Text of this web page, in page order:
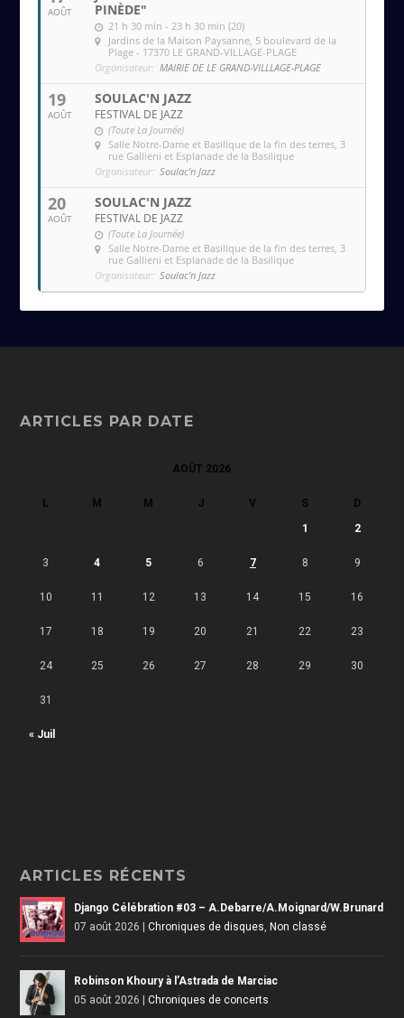
AOÛT
PINÈDE"
21 h 30 min - 23 h 30 min (20)
Jardins de la Maison Paysanne , 5 boulevard de la
Plage - 17370 LE GRAND-VILLAGE-PLAGE
Organisateur: MAIRIE DE LE GRAND-VILLLAGE-PLAGE
19
AOÛT
SOULAC'N JAZZ
FESTIVAL DE JAZZ
(Toute La Journée)
Salle Notre-Dame et Basilique de la fin des terres , 3
rue Gallieni et Esplanade de la Basilique
Organisateur: Soulac'n Jazz
20
AOÛT
SOULAC'N JAZZ
FESTIVAL DE JAZZ
(Toute La Journée)
Salle Notre-Dame et Basilique de la fin des terres , 3
rue Gallieni et Esplanade de la Basilique
Organisateur: Soulac'n Jazz
ARTICLES PAR DATE
AOÛT 2026
L M M J V S D
« Juil
1 2
3 4 5 6 7 8 9
10 11 12 13 14 15 16
17 18 19 20 21 22 23
24 25 26 27 28 29 30
31
ARTICLES RÉCENTS
Django Célébration #03 – A.Debarre/A.Moignard/W.Brunard
07 août 2026
|Chroniques de disques, Non classé
Robinson Khoury à l’Astrada de Marciac
05 août 2026
|Chroniques de concerts